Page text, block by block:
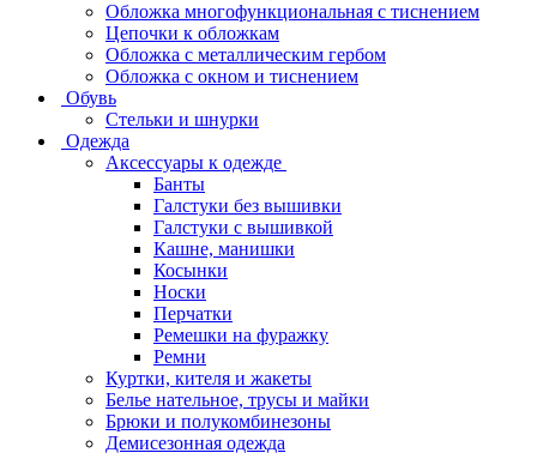
Обложка многофункциональная с тиснением
Цепочки к обложкам
Обложка с металлическим гербом
Обложка с окном и тиснением
Обувь
Стельки и шнурки
Одежда
Аксессуары к одежде
Банты
Галстуки без вышивки
Галстуки с вышивкой
Кашне, манишки
Косынки
Носки
Перчатки
Ремешки на фуражку
Ремни
Куртки, кителя и жакеты
Белье нательное, трусы и майки
Брюки и полукомбинезоны
Демисезонная одежда